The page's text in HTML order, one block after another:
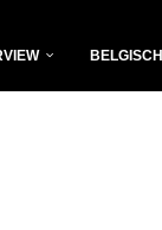
BELGISCH